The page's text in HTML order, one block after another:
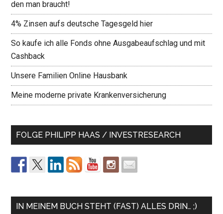
den man braucht!
4% Zinsen aufs deutsche Tagesgeld hier
So kaufe ich alle Fonds ohne Ausgabeaufschlag und mit
Cashback
Unsere Familien Online Hausbank
Meine moderne private Krankenversicherung
FOLGE PHILIPP HAAS / INVESTRESEARCH
IN MEINEM BUCH STEHT (FAST) ALLES DRIN… ;)